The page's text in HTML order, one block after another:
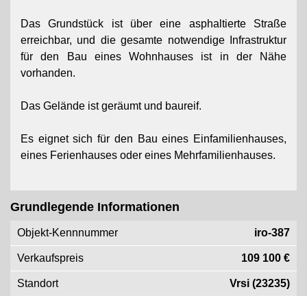
Das Grundstück ist über eine asphaltierte Straße
erreichbar, und die gesamte notwendige Infrastruktur
für den Bau eines Wohnhauses ist in der Nähe
vorhanden.
Das Gelände ist geräumt und baureif.
Es eignet sich für den Bau eines Einfamilienhauses,
eines Ferienhauses oder eines Mehrfamilienhauses.
Grundlegende Informationen
Objekt-Kennnummer iro-387
Verkaufspreis 109 100 €
Standort Vrsi (23235)